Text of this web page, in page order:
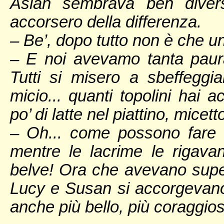
accorsero della differenza.
– Be’, dopo tutto non è che
– E noi avevamo tanta
Tutti si misero a
micio... quanti topolini hai
po’ di latte nel piattino,
– Oh... come possono
mentre le lacrime le
belve! Ora che avevano
Lucy e Susan si
anche più bello, più